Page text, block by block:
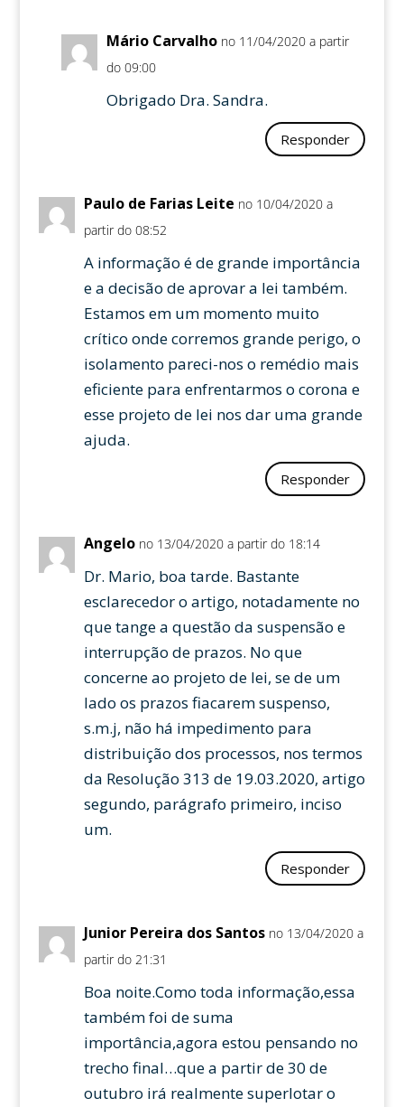
Mário Carvalho no 11/04/2020 a partir
do 09:00
Obrigado Dra. Sandra.
Responder
Paulo de Farias Leite no 10/04/2020 a
partir do 08:52
A informação é de grande importância
e a decisão de aprovar a lei também.
Estamos em um momento muito
crítico onde corremos grande perigo, o
isolamento pareci-nos o remédio mais
eficiente para enfrentarmos o corona e
esse projeto de lei nos dar uma grande
ajuda.
Responder
Angelo no 13/04/2020 a partir do 18:14
Dr. Mario, boa tarde. Bastante
esclarecedor o artigo, notadamente no
que tange a questão da suspensão e
interrupção de prazos. No que
concerne ao projeto de lei, se de um
lado os prazos fiacarem suspenso,
s.m.j, não há impedimento para
distribuição dos processos, nos termos
da Resolução 313 de 19.03.2020, artigo
segundo, parágrafo primeiro, inciso
um.
Responder
Junior Pereira dos Santos no 13/04/2020 a
partir do 21:31
Boa noite.Como toda informação,essa
também foi de suma
importância,agora estou pensando no
trecho final…que a partir de 30 de
outubro irá realmente superlotar o